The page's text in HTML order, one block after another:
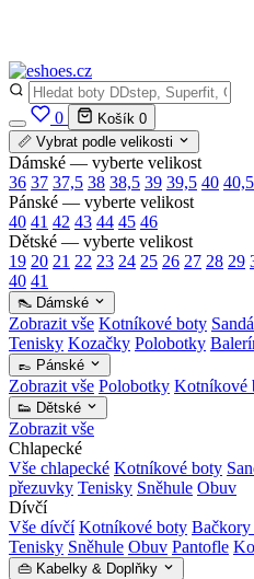
0 Košík 0
📏 Vybrat podle velikosti
Dámské — vyberte velikost
36 37 37,5 38 38,5 39 39,5 40 40,5
Pánské — vyberte velikost
40 41 42 43 44 45 46
Dětské — vyberte velikost
19 20 21 22 23 24 25 26 27 28 29
40 41
👠 Dámské
Zobrazit vše Kotníkové boty
Tenisky Kozačky Polobotky
👞 Pánské
Zobrazit vše Polobotky Kotníkové
👟 Dětské
Zobrazit vše
Chlapecké
Vše chlapecké Kotníkové boty
přezuvky Tenisky Sněhule Obuv
Dívčí
Vše dívčí Kotníkové boty Bačkory
Tenisky Sněhule Obuv Pantofle
👜 Kabelky & Doplňky